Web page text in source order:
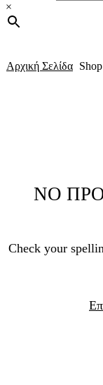
×
Αρχική Σελίδα Shop
NO
Check your